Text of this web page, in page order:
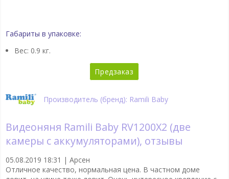
Габариты в упаковке:
Вес: 0.9 кг.
Предзаказ
Производитель (бренд): Ramili Baby
Видеоняня Ramili Baby RV1200X2 (две
камеры с аккумуляторами), отзывы
05.08.2019 18:31 | Арсен
Отличное качество, нормальная цена. В частном доме